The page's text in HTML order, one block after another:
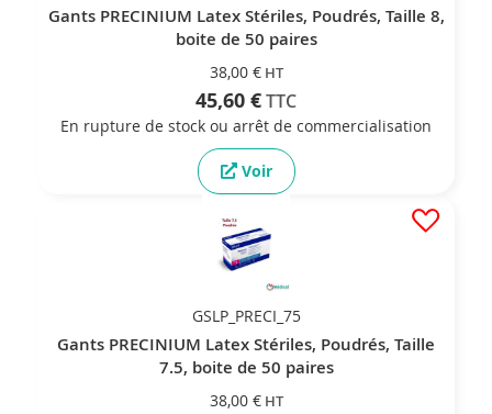
Gants PRECINIUM Latex Stériles, Poudrés, Taille 8,
boite de 50 paires
38,00 €
45,60 €
En rupture de stock ou arrêt de commercialisation
Voir
GSLP_PRECI_75
Gants PRECINIUM Latex Stériles, Poudrés, Taille
7.5, boite de 50 paires
38,00 €